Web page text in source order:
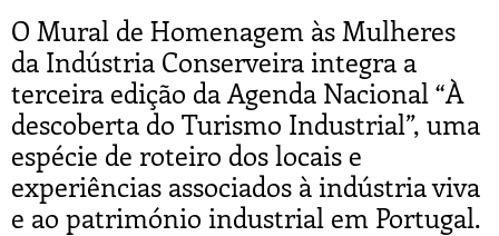
O Mural de Homenagem às Mulheres
da Indústria Conserveira integra a
terceira edição da Agenda Nacional “À
descoberta do Turismo Industrial”, uma
espécie de roteiro dos locais e
experiências associados à indústria viva
e ao património industrial em Portugal.